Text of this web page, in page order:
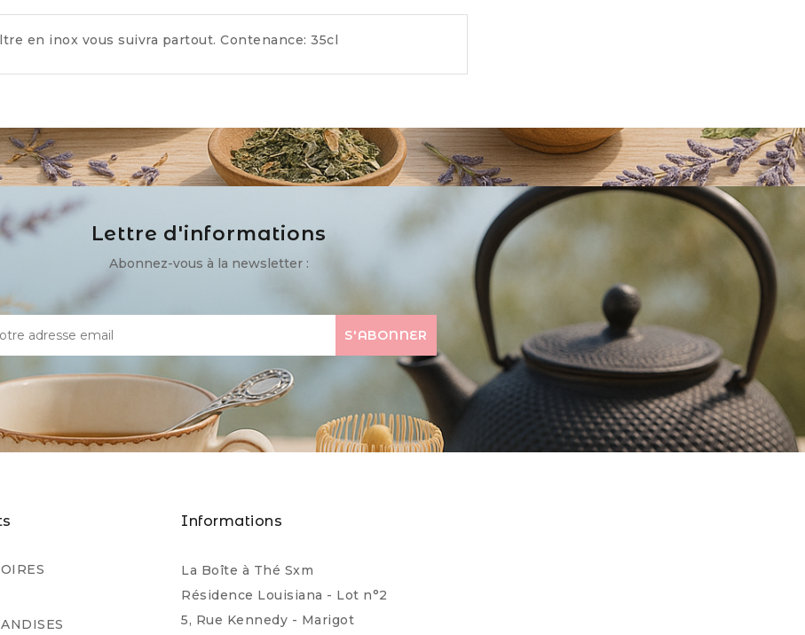
en inox vous suivra partout. Contenance: 35cl
Lettre d'informations
Abonnez-vous à la newsletter :
Informations
La Boîte à Thé Sxm
Résidence Louisiana - Lot n°2
5, Rue Kennedy - Marigot